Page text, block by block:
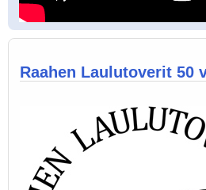
Raahen Laulutoverit 50